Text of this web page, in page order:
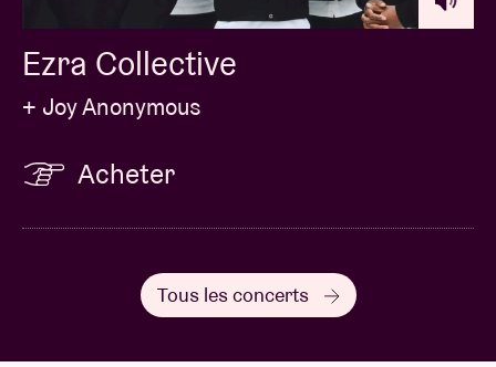
Ezra Collective
+ Joy Anonymous
Acheter
Tous les concerts